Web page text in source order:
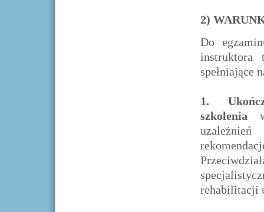
2)
Do
instruktora
spełniające
1.
szkolenia
rehabilitacji